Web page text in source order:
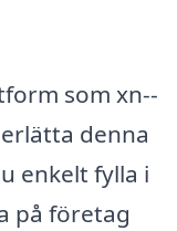
som xn--
denna
enkelt fylla i
på företag